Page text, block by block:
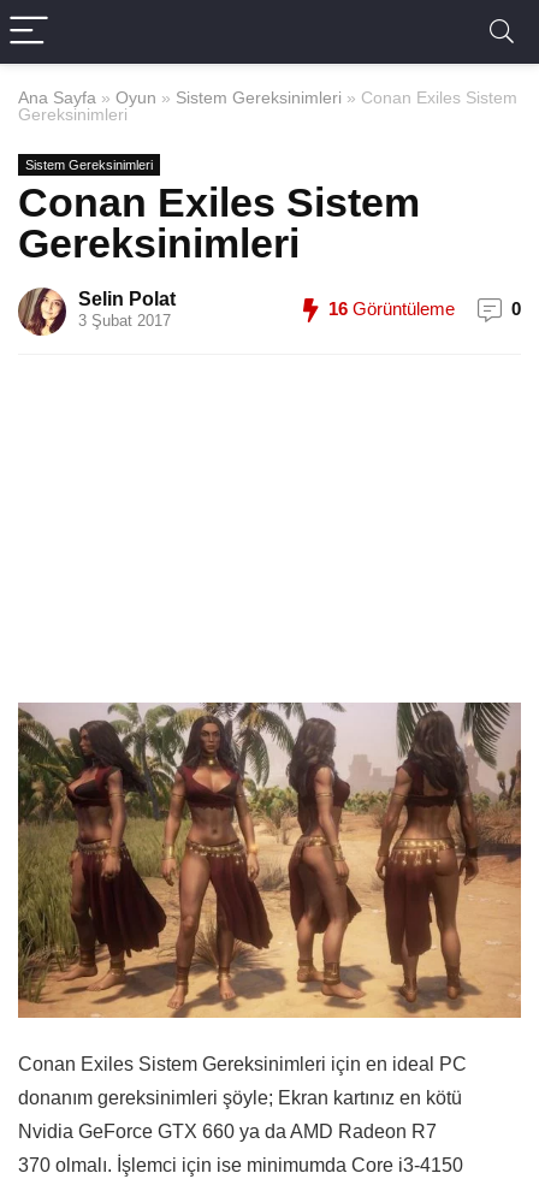
Ana Sayfa » Oyun » Sistem Gereksinimleri » Conan Exiles Sistem
Gereksinimleri
Sistem Gereksinimleri
Conan Exiles Sistem
Gereksinimleri
Selin Polat
3 Şubat 2017
16 Görüntüleme 0
Conan Exiles Sistem Gereksinimleri için en ideal PC
donanım gereksinimleri şöyle; Ekran kartınız en kötü
Nvidia GeForce GTX 660 ya da AMD Radeon R7
370 olmalı. İşlemci için ise minimumda Core i3-4150